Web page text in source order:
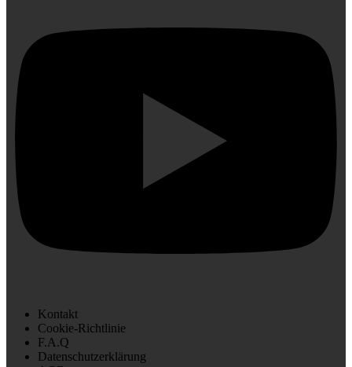
Kontakt
Cookie-Richtlinie
F.A.Q
Datenschutzerklärung